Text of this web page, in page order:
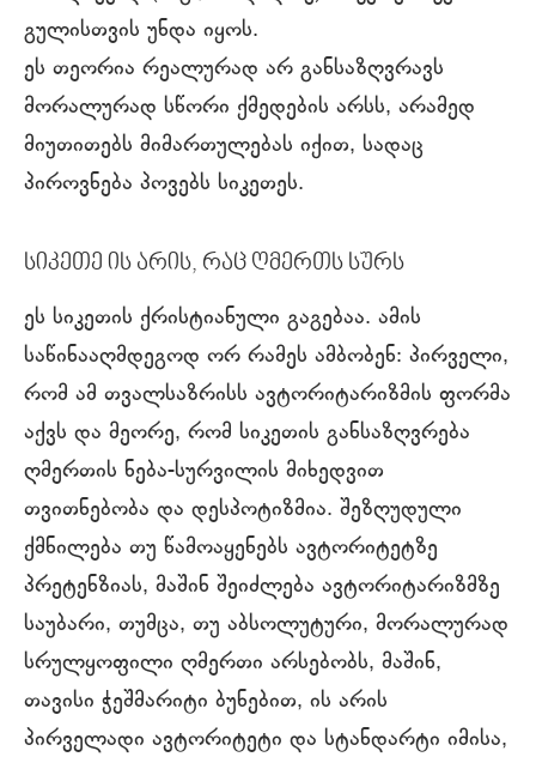
გულისთვის უნდა იყოს.
ეს თეორია რეალურად არ განსაზღვრავს
მორალურად სწორი ქმედების არსს, არამედ
მიუთითებს მიმართულებას იქით, სადაც
პიროვნება პოვებს სიკეთეს.
სიკეთე ის არის, რაც ღმერთს სურს
ეს სიკეთის ქრისტიანული გაგებაა. ამის
საწინააღმდეგოდ ორ რამეს ამბობენ: პირველი,
რომ ამ თვალსაზრისს ავტორიტარიზმის ფორმა
აქვს და მეორე, რომ სიკეთის განსაზღვრება
ღმერთის ნება-სურვილის მიხედვით
თვითნებობა და დესპოტიზმია. შეზღუდული
ქმნილება თუ წამოაყენებს ავტორიტეტზე
პრეტენზიას, მაშინ შეიძლება ავტორიტარიზმზე
საუბარი, თუმცა, თუ აბსოლუტური, მორალურად
სრულყოფილი ღმერთი არსებობს, მაშინ,
თავისი ჭეშმარიტი ბუნებით, ის არის
პირველადი ავტორიტეტი და სტანდარტი იმისა,